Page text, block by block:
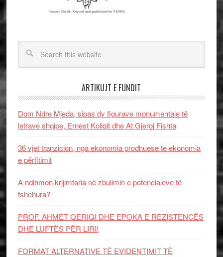
ARTIKUJT E FUNDIT
Dom Ndre Mjeda, sipas dy figurave monumentale të
letrave shqipe, Ernest Koliqit dhe At Gjergj Fishta
36 vjet tranzicion, nga ekonomia prodhuese te ekonomia
e përfitimit
A ndihmon krijimtaria në zbulimin e potencialeve të
fshehura?
PROF. AHMET QERIQI DHE EPOKA E REZISTENCЁS
DHE LUFTЁS PЁR LIRI!
FORMAT ALTERNATIVE TË EVIDENTIMIT TË